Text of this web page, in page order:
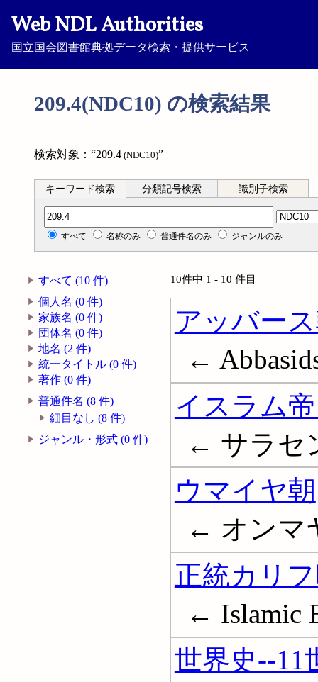
Web NDL Authorities
国立国会図書館典拠データ検索・提供サービス
209.4(NDC10) の検索結果
検索対象：“209.4 (NDC10)”
キーワード検索 分類記号検索 識別子検索
分類記号検索
すべて 名称のみ 普通件名のみ ジャンルのみ
すべて (10 件)
個人名 (0 件)
家族名 (0 件)
団体名 (0 件)
地名 (2 件)
統一タイトル (0 件)
著作 (0 件)
普通件名 (8 件)
細目なし (8 件)
ジャンル・形式 (0 件)
10件中 1 - 10 件目
アッバー
←
イスラム
← サラセ
ウマイヤ朝
← オンマ
正統カリ
← Islamic
世界史--11